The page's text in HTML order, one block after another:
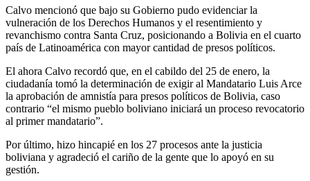
Calvo mencionó que bajo su Gobierno pudo evidenciar la
vulneración de los Derechos Humanos y el resentimiento y
revanchismo contra Santa Cruz, posicionando a Bolivia en el cuarto
país de Latinoamérica con mayor cantidad de presos políticos.
El ahora Calvo recordó que, en el cabildo del 25 de enero, la
ciudadanía tomó la determinación de exigir al Mandatario Luis Arce
la aprobación de amnistía para presos políticos de Bolivia, caso
contrario “el mismo pueblo boliviano iniciará un proceso revocatorio
al primer mandatario”.
Por último, hizo hincapié en los 27 procesos ante la justicia
boliviana y agradeció el cariño de la gente que lo apoyó en su
gestión.